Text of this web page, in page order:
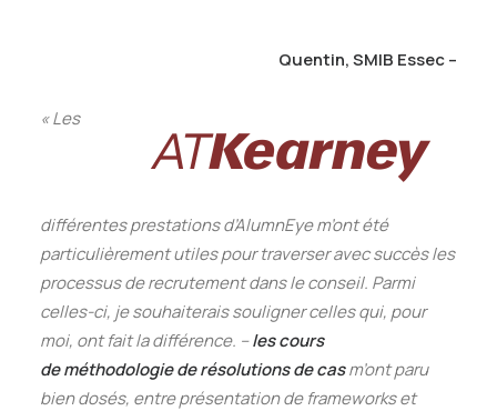
Quentin, SMIB Essec –
«Les
différentes prestationsd’AlumnEyem’ont été
particulièrement utiles pour traverser avec succès les
processus de recrutement dans le conseil. Parmi
celles-ci, je souhaiterais souligner celles qui, pour
moi, ont fait la différence. –les cours
de méthodologie de résolutions decasm’ontparu
bien dosés, entre présentation de frameworks et